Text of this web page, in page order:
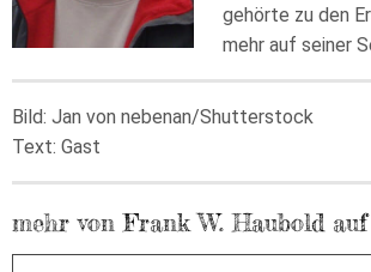
gehörte zu den
mehr auf seiner
Bild: Jan von nebenan/Shutterstock
Text: Gast
mehr von Frank W. Haubold